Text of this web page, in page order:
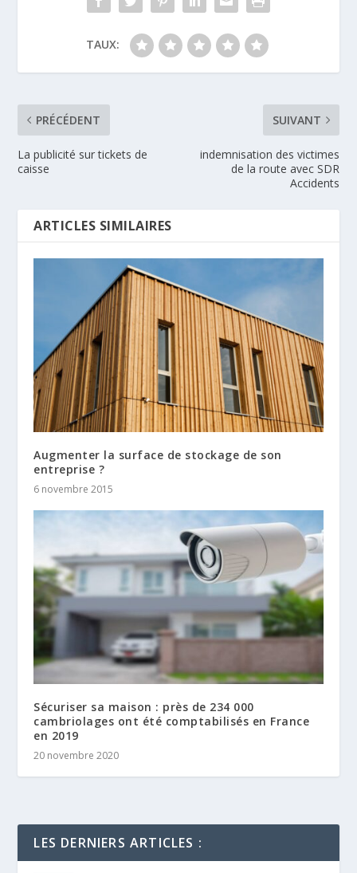
TAUX:
PRÉCÉDENT
La publicité sur tickets de
caisse
SUIVANT
indemnisation des victimes
de la route avec SDR
Accidents
ARTICLES SIMILAIRES
Augmenter la surface de stockage de son
entreprise ?
6 novembre 2015
Sécuriser sa maison : près de 234 000
cambriolages ont été comptabilisés en France
en 2019
20 novembre 2020
LES DERNIERS ARTICLES :